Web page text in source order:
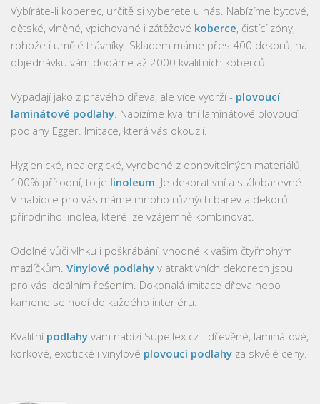
Vybíráte-li koberec, určitě si vyberete u nás. Nabízíme bytové,
dětské, vlněné, vpichované i zátěžové koberce, čistící zóny,
rohože i umělé trávníky. Skladem máme přes 400 dekorů, na
objednávku vám dodáme až 2000 kvalitních koberců.
Vypadají jako z pravého dřeva, ale více vydrží - plovoucí
laminátové podlahy . Nabízíme kvalitní laminátové plovoucí
podlahy Egger. Imitace, která vás okouzlí.
Hygienické, nealergické, vyrobené z obnovitelných materiálů,
100% přírodní, to je linoleum . Je dekorativní a stálobarevné.
V nabídce pro vás máme mnoho různých barev a dekorů
přírodního linolea, které lze vzájemně kombinovat.
Odolné vůči vlhku i poškrábání, vhodné k vašim čtyřnohým
mazlíčkům. Vinylové podlahy v atraktivních dekorech jsou
pro vás ideálním řešením. Dokonalá imitace dřeva nebo
kamene se hodí do každého interiéru.
Kvalitní podlahy vám nabízí Supellex.cz - dřevěné, laminátové,
korkové, exotické i vinylové plovoucí podlahy za skvělé ceny.